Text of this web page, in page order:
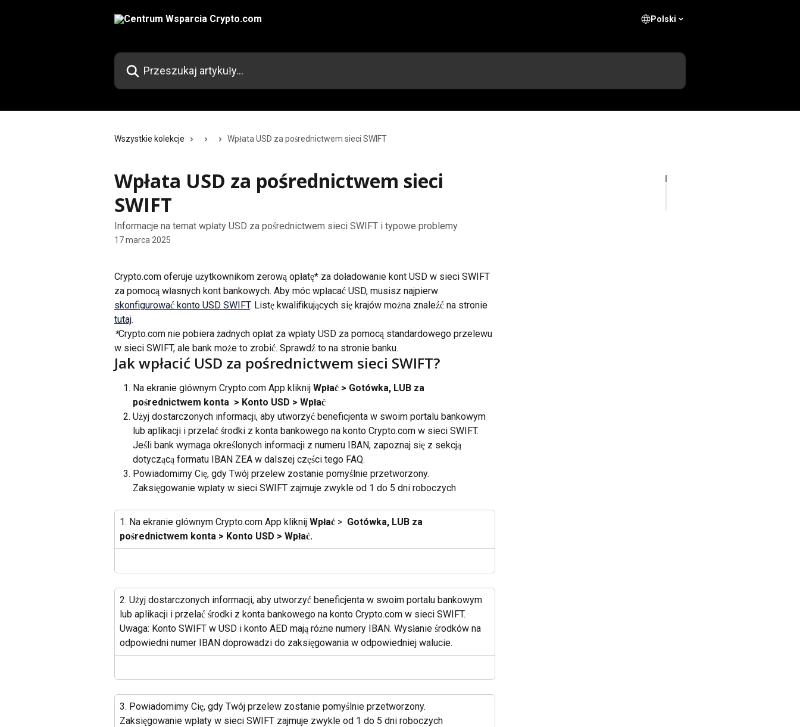
Polski
Przeszukaj artykuły...
Wszystkie kolekcje Wpłata USD za pośrednictwem sieci SWIFT
Wpłata USD za pośrednictwem sieci
SWIFT
Informacje na temat wpłaty USD za pośrednictwem sieci SWIFT i typowe problemy
17 marca 2025
Crypto.com oferuje użytkownikom zerową opłatę* za doładowanie kont USD w sieci SWIFT
za pomocą własnych kont bankowych. Aby móc wpłacać USD, musisz najpierw
skonfigurować konto USD SWIFT. Listę kwalifikujących się krajów można znaleźć na stronie
tutaj.
*Crypto.com nie pobiera żadnych opłat za wpłaty USD za pomocą standardowego przelewu
w sieci SWIFT, ale bank może to zrobić. Sprawdź to na stronie banku.
Jak wpłacić USD za pośrednictwem sieci SWIFT?
Na ekranie głównym Crypto.com App kliknij Wpłać > Gotówka, LUB za
pośrednictwem konta > Konto USD > Wpłać
Użyj dostarczonych informacji, aby utworzyć beneficjenta w swoim portalu bankowym
lub aplikacji i przelać środki z konta bankowego na konto Crypto.com w sieci SWIFT.
Jeśli bank wymaga określonych informacji z numeru IBAN, zapoznaj się z sekcją
dotyczącą formatu IBAN ZEA w dalszej części tego FAQ.
Powiadomimy Cię, gdy Twój przelew zostanie pomyślnie przetworzony.
Zaksięgowanie wpłaty w sieci SWIFT zajmuje zwykle od 1 do 5 dni roboczych
1. Na ekranie głównym Crypto.com App kliknij Wpłać > Gotówka, LUB za
pośrednictwem konta > Konto USD > Wpłać.
2. Użyj dostarczonych informacji, aby utworzyć beneficjenta w swoim portalu bankowym
lub aplikacji i przelać środki z konta bankowego na konto Crypto.com w sieci SWIFT.
Uwaga: Konto SWIFT w USD i konto AED mają różne numery IBAN. Wysłanie środków na
odpowiedni numer IBAN doprowadzi do zaksięgowania w odpowiedniej walucie.
3. Powiadomimy Cię, gdy Twój przelew zostanie pomyślnie przetworzony.
Zaksięgowanie wpłaty w sieci SWIFT zajmuje zwykle od 1 do 5 dni roboczych